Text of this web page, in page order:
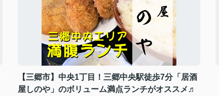
【三郷市】中央1丁目！三郷中央駅徒歩7分「居酒
屋しのや」のボリューム満点ランチがオススメ♬